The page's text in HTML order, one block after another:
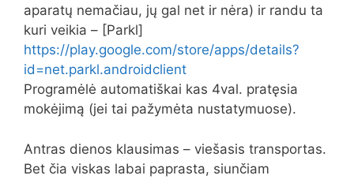
aparatų nemačiau, jų gal net ir nėra) ir randu ta
kuri veikia – [Parkl]
https://play.google.com/store/apps/details?
id=net.parkl.androidclient
Programėlė automatiškai kas 4val. pratęsia
mokėjimą (jei tai pažymėta nustatymuose).
Antras dienos klausimas – viešasis transportas.
Bet čia viskas labai paprasta, siunčiam